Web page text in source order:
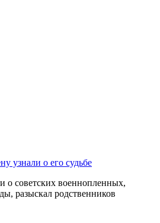
узнали о его судьбе
о советских военнопленных,
разыскал родственников